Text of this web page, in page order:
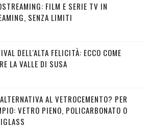
FILM E SERIE TV IN
SENZA LIMITI
DELL'ALTA FELICITÀ: ECCO COME
LA VALLE DI SUSA
AL VETROCEMENTO? PER
VETRO PIENO, POLICARBONATO O